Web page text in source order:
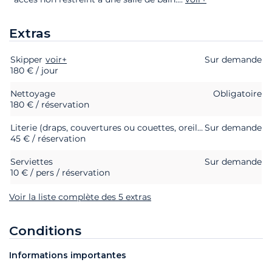
Extras
Extras Statut
Skipper voir+
Sur demande
180 € / jour
Nettoyage
Obligatoire
180 € / réservation
Literie (draps, couvertures ou couettes, oreillers et taies d'oreillers)Sur demande
45 € / réservation
Serviettes
Sur demande
10 € / pers / réservation
Voir la liste complète des 5 extras
Conditions
Informations importantes